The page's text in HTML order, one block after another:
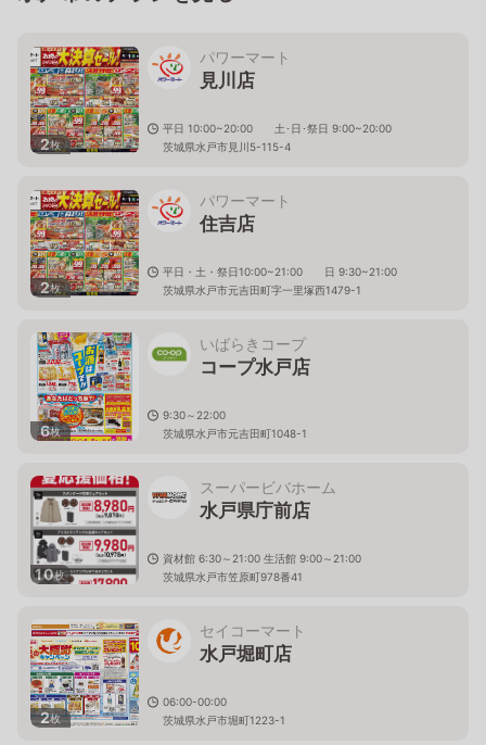
2枚
パワーマート
見川店
平日 10:00~20:00 土･日･祭日 9:00~20:00
茨城県水戸市見川5-115-4
2枚
パワーマート
住吉店
平日・土・祭日10:00~21:00 日 9:30~21:00
茨城県水戸市元吉田町字一里塚西1479-1
6枚
いばらきコープ
コープ水戸店
9:30～22:00
茨城県水戸市元吉田町1048-1
10枚
スーパービバホーム
水戸県庁前店
資材館 6:30～21:00 生活館 9:00～21:00
茨城県水戸市笠原町978番41
2枚
セイコーマート
水戸堀町店
06:00-00:00
茨城県水戸市堀町1223-1